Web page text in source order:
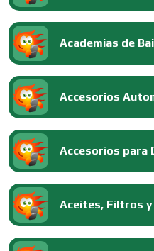
Academias de
Accesorios
Accesorios para
Aceites, Filtros